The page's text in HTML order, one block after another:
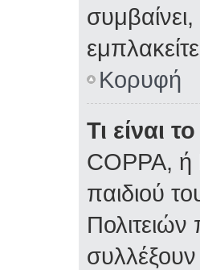
Κορυφή
Τι είναι
COPPA, ή
παιδιού